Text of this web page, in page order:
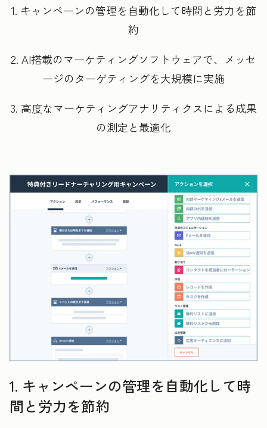
1. キャンペーンの管理を自動化して時間と労力を節
約
2. AI搭載のマーケティングソフトウェアで、メッセ
ージのターゲティングを大規模に実施
3. 高度なマーケティングアナリティクスによる成果
の測定と最適化
1. キャンペーンの管理を自動化して時
間と労力を節約